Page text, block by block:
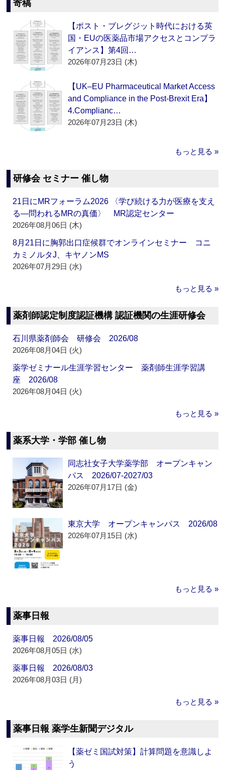
寄稿
【ポスト・ブレグジット時代における英
国・EUの医薬品市場アクセスとコンプラ
イアンス】第4回…
2026年07月23日 (木)
【UK–EU Pharmaceutical Market Access
and Compliance in the Post-Brexit Era】
4.Complianc…
2026年07月23日 (木)
もっと見る »
研修会 セミナー 催し物
21日にMRフォーラム2026 〈学び続ける力が医療を支え
る―問われるMRの真価〉 MR認定センター
2026年08月06日 (木)
8月21日に胸郭出口症候群でオンラインセミナー コニ
カミノルタJ、キヤノンMS
2026年07月29日 (水)
もっと見る »
薬剤師認定制度認証機構 認証機関の生涯研修会
石川県薬剤師会 研修会 2026/08
2026年08月04日 (火)
薬学ゼミナール生涯学習センター 薬剤師生涯学習講
座 2026/08
2026年08月04日 (火)
もっと見る »
薬系大学・学部 催し物
同志社女子大学薬学部 オープンキャン
パス 2026/07-2027/03
2026年07月17日 (金)
東京大学 オープンキャンパス 2026/08
2026年07月15日 (水)
もっと見る »
薬事日報
薬事日報 2026/08/05
2026年08月05日 (水)
薬事日報 2026/08/03
2026年08月03日 (月)
もっと見る »
薬事日報 薬学生新聞デジタル
【薬ゼミ国試対策】計算問題を意識しよ
う